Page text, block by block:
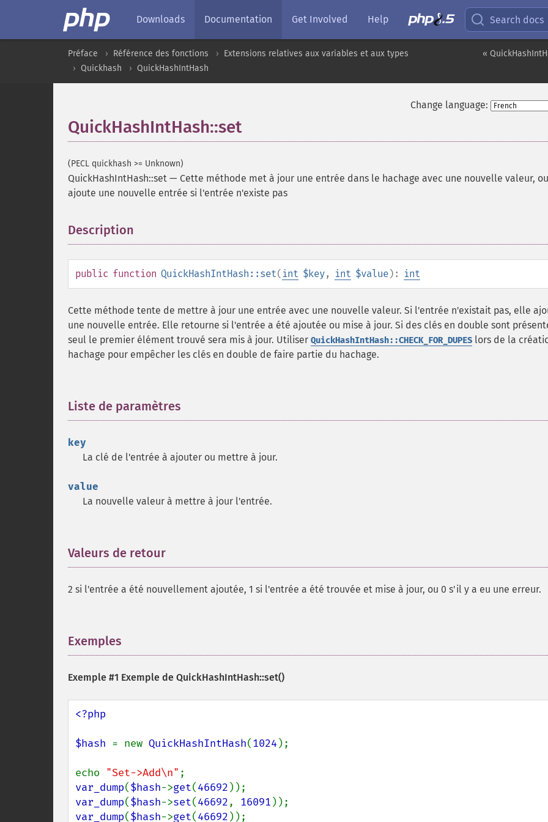
Downloads Documentation Get Involved Help Search docs
«
Préface Référence des fonctions
Extensions relatives aux variables et aux types
Quickhash
QuickHashIntHash
Change language:
QuickHashIntHash::set
(PECL quickhash >= Unknown)
QuickHashIntHash::set — Cette méthode met à jour une entrée dans le hachage avec une nouvelle valeur, ou
ajoute une nouvelle entrée si l'entrée n'existe pas
Description
public function QuickHashIntHash::set( int $key, int $value): int
Cette méthode tente de mettre à jour une entrée avec une nouvelle valeur. Si l'entrée n'existait pas, elle
une nouvelle entrée. Elle retourne si l'entrée a été ajoutée ou mise à jour. Si des clés en double sont
seul le premier élément trouvé sera mis à jour. Utiliser QuickHashIntHash::CHECK_FOR_DUPES lors de la
hachage pour empêcher les clés en double de faire partie du hachage.
Liste de paramètres
key
La clé de l'entrée à ajouter ou mettre à jour.
value
La nouvelle valeur à mettre à jour l'entrée.
Valeurs de retour
2 si l'entrée a été nouvellement ajoutée, 1 si l'entrée a été trouvée et mise à jour, ou 0 s'il y a eu une erreur.
Exemples
Exemple #1 Exemple de QuickHashIntHash::set()
<?php
$hash = new QuickHashIntHash(1024 );
echo "Set->Add\n"
var_dump($hash->get(46692
var_dump($hash->set(46692, 16091
var_dump($hash->get(46692 ));